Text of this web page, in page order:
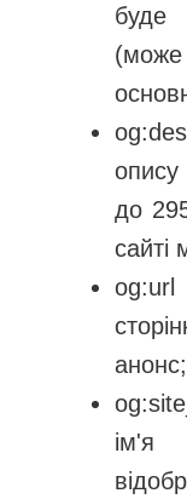
буде
до
сайті
анонс;